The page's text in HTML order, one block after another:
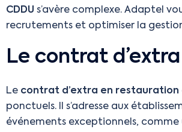
CDDU s’avère complexe. Adaptel
recrutements et optimiser la
Le contrat
Le contrat d’extra en restauration
ponctuels. Il s’adresse aux
événements exceptionnels,